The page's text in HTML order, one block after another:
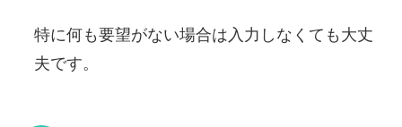
特に何も要望がない場合は入力しなくても大丈
夫です。